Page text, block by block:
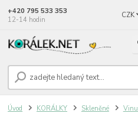
CZK
+420 795 533 353
12-14 hodin
Úvod KORÁLKY Skleněné